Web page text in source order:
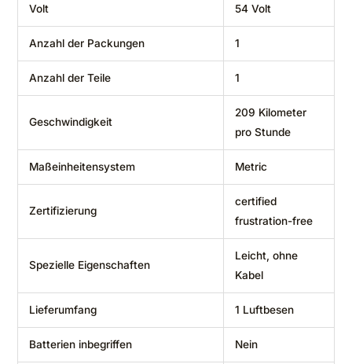
Volt ‎54 Volt
Anzahl der Packungen ‎1
Anzahl der Teile ‎1
Geschwindigkeit
‎209 Kilometer
pro Stunde
Maßeinheitensystem ‎Metric
Zertifizierung
‎certified
frustration-free
Spezielle Eigenschaften
‎Leicht, ohne
Kabel
Lieferumfang ‎1 Luftbesen
Batterien inbegriffen ‎Nein